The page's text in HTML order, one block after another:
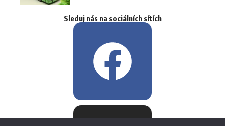
Sleduj nás na sociálních sítích